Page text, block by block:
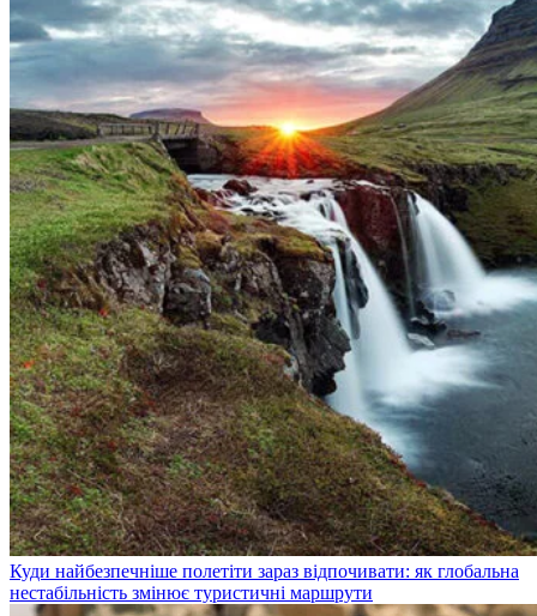
Куди найбезпечніше полетіти зараз відпочивати: як глобальна
нестабільність змінює туристичні маршрути